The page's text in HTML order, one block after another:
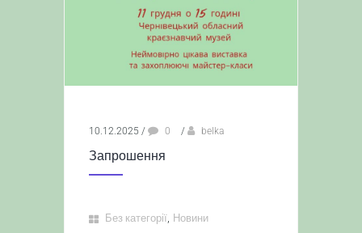
10.12.2025 / 0 / belka
Запрошення
Без категорії, Новини